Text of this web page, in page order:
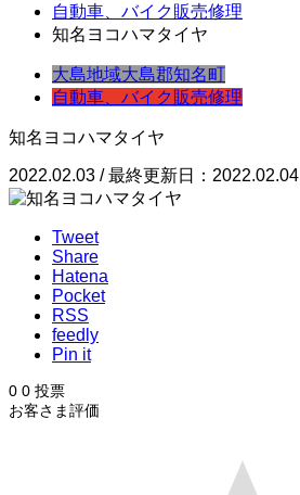
自動車、バイク販売修理
知名ヨコハマタイヤ
大島地域大島郡知名町
自動車、バイク販売修理
知名ヨコハマタイヤ
2022.02.03 / 最終更新日：2022.02.04
Tweet
Share
Hatena
Pocket
RSS
feedly
Pin it
0 0 投票
お客さま評価